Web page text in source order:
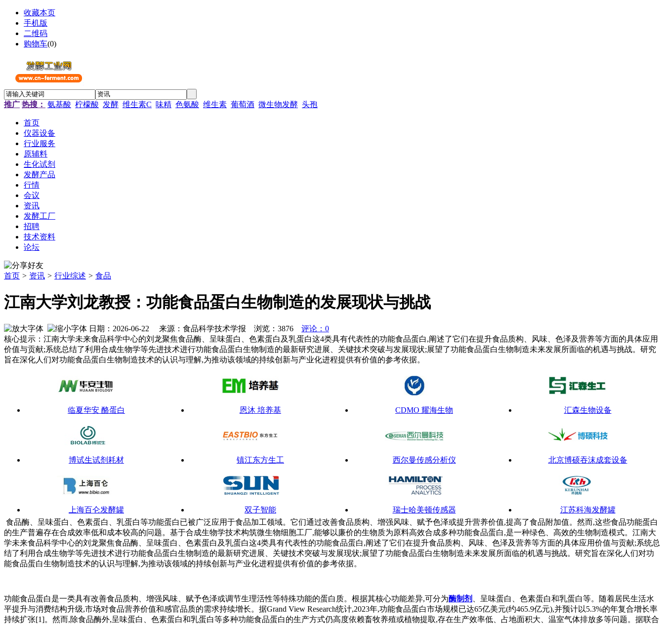
收藏本页
手机版
二维码
购物车(0)
推广 热搜： 氨基酸 柠檬酸 发酵 维生素C 味精 色氨酸 维生素 葡萄酒 微生物发酵 头孢
首页
仪器设备
行业服务
原辅料
生化试剂
发酵产品
行情
会议
资讯
发酵工厂
招聘
技术资料
论坛
首页 > 资讯 > 行业综述 > 食品
江南大学刘龙教授：功能食品蛋白生物制造的发展现状与挑战
日期：2026-06-22 来源：食品科学技术学报 浏览： 3876
评论：0
核心提示：江南大学未来食品科学中心的刘龙聚焦食品酶、呈味蛋白、色素蛋白及乳蛋白这4类具有代表性的功能食品蛋白,阐述了它们在提升食品质构、风味、色泽及营养等方面的具体应用
价值与贡献;系统总结了利用合成生物学等先进技术进行功能食品蛋白生物制造的最新研究进展、关键技术突破与发展现状;展望了功能食品蛋白生物制造未来发展所面临的机遇与挑战。研究
旨在深化人们对功能食品蛋白生物制造技术的认识与理解,为推动该领域的持续创新与产业化进程提供有价值的参考依据。
临夏华安 酪蛋白 恩沐 培养基 CDMO 耀海生物 汇森生物设备
博试生试剂耗材 镇江东方生工 西尔曼传感分析仪 北京博硕吞沫成套设备
上海百仑发酵罐 双子智能 瑞士哈美顿传感器 江苏科海发酵罐
梅特勒-托利多 利捷机械 升华拜克 安琪微生物营养
食品酶、呈味蛋白、色素蛋白、乳蛋白等功能蛋白已被广泛应用于食品加工领域。它们通过改善食品质构、增强风味、赋予色泽或提升营养价值,提高了食品附加值。然而,这些食品功能蛋白
的生产普遍存在合成效率低和成本较高的问题。基于合成生物学技术构筑微生物细胞工厂,能够以廉价的生物质为原料高效合成多种功能食品蛋白,是一种绿色、高效的生物制造模式。江南大
学未来食品科学中心的刘龙聚焦食品酶、呈味蛋白、色素蛋白及乳蛋白这4类具有代表性的功能食品蛋白,阐述了它们在提升食品质构、风味、色泽及营养等方面的具体应用价值与贡献;系统总
结了利用合成生物学等先进技术进行功能食品蛋白生物制造的最新研究进展、关键技术突破与发展现状;展望了功能食品蛋白生物制造未来发展所面临的机遇与挑战。研究旨在深化人们对功
能食品蛋白生物制造技术的认识与理解,为推动该领域的持续创新与产业化进程提供有价值的参考依据。
功能食品蛋白是一类具有改善食品质构、增强风味、赋予色泽或调节生理活性等特殊功能的蛋白质。根据其核心功能差异,可分为酶制剂
、呈味蛋白、色素蛋白和乳蛋白等。随着居民生活水
平提升与消费结构升级,市场对食品营养价值和感官品质的需求持续增长。据Grand View Research统计,2023年,功能食品蛋白市场规模已达65亿美元(约465.9亿元),并预计以5.3%的年复合增长率
持续扩张[1]。然而,除食品酶外,呈味蛋白、色素蛋白和乳蛋白等多种功能食品蛋白的生产方式仍高度依赖畜牧养殖或植物提取,存在生产效率低、占地面积大、温室气体排放多等问题。据联合